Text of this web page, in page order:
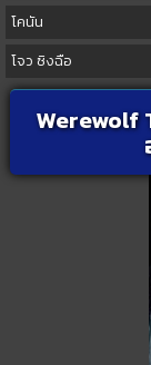
โคนัน
โจว ซิงฉือ
Werewolf